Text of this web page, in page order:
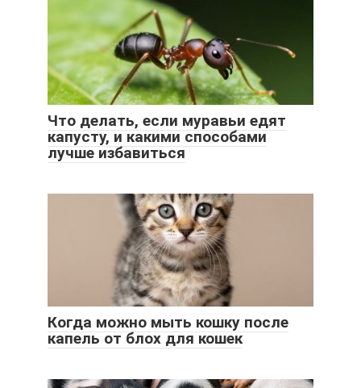
Что делать, если муравьи едят
капусту, и какими способами
лучше избавиться
Когда можно мыть кошку после
капель от блох для кошек